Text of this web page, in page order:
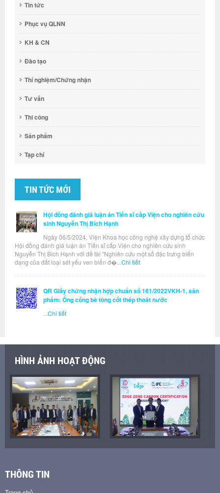
Tin tức
Phục vụ QLNN
KH & CN
Đào tạo
Thí nghiệm/Chứng nhận
Tư vấn
Thi công
Sản phẩm
Tạp chí
TIN TỨC MỚI
Hội đồng đánh giá luận án Tiến sĩ cấp Viện cho nghiên cứu
sinh Nguyễn Thị Bích Hạnh
Ngày 06/5/2024, Viện Khoa học công nghệ xây dựng tổ chức
Hội đồng đánh giá luận án Tiến sĩ cấp Viện cho nghiên cứu sinh
Nguyễn Thị Bích Hạnh với đề tài "Nghiên cứu một số đặc trưng biến
dạng của đất loại sét yếu ven biển đ�... Chi tiết
QR Giấy chứng nhận hợp chuẩn số 161/2022VKH-1, sản
phẩm: Ống cống bê tông cốt thép thoát nước
Chi tiết
HÌNH ẢNH HOẠT ĐỘNG
THÔNG TIN